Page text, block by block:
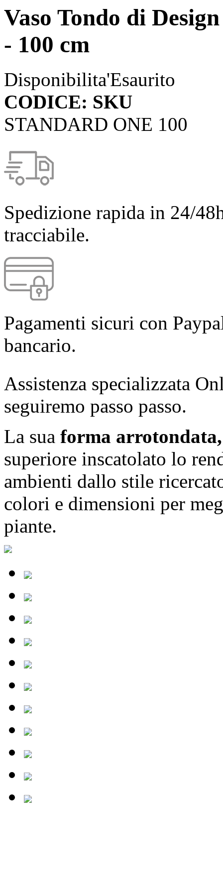
Vaso Tondo di
- 100 cm
Disponibilita'Esaurito
CODICE: SKU
STANDARD ONE 100
Spedizione rapida in 24/
tracciabile.
Pagamenti sicuri con
bancario.
Assistenza specializzata
seguiremo passo passo.
La sua forma
superiore inscatolato lo
ambienti dallo stile
colori e dimensioni per
piante.